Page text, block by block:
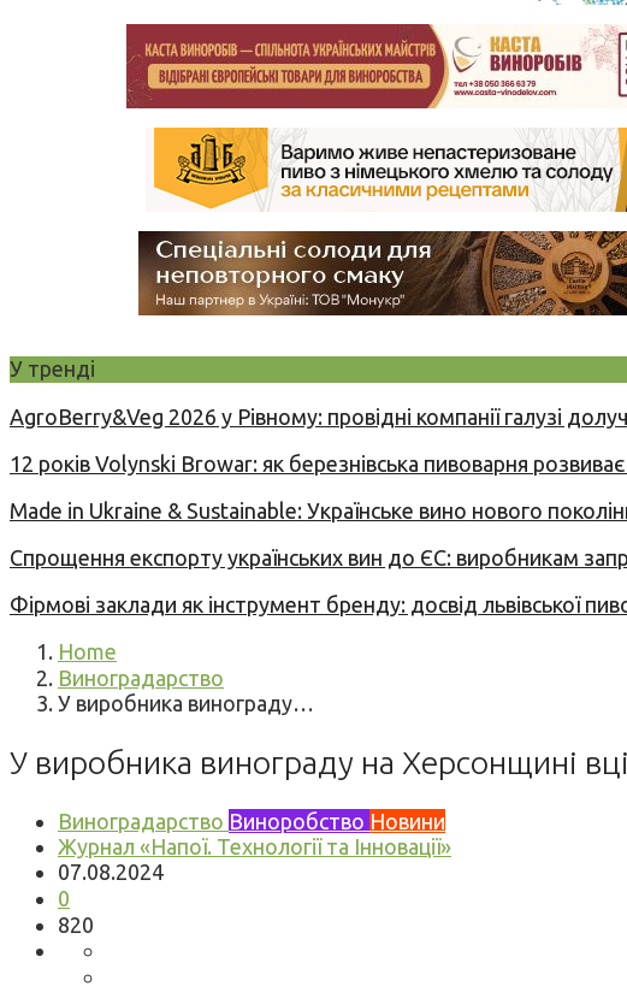
У тренді
AgroBerry&Veg 2026 у Рівному: провідні компанії галузі
12 років Volynski Browar: як березнівська пивоварня
Made in Ukraine & Sustainable: Українське вино нового
Спрощення експорту українських вин до ЄС: виробникам
Фірмові заклади як інструмент бренду: досвід львівської
Home
Виноградарство
У виробника винограду…
У виробника винограду на Херсонщині
Виноградарство Виноробство Новини
Журнал «Напої. Технології та Інновації»
07.08.2024
0
820